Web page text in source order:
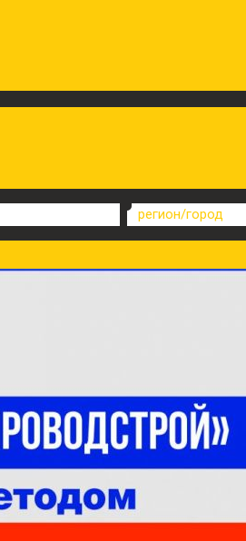
регион/город